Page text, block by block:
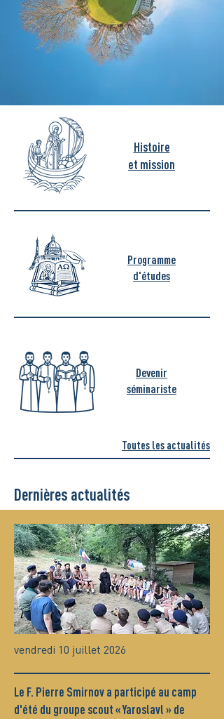
Histoire
et mission
Programme
d'études
Devenir
séminariste
Toutes les actualités
Dernières actualités
vendredi 10 juillet 2026
Le F. Pierre Smirnov a participé au camp
d'été du groupe scout « Yaroslavl » de